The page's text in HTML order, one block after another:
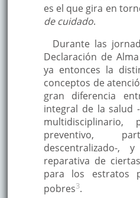
es el que gira en
de cuidado.
Durante las
Declaración de
ya entonces la
conceptos de
gran diferencia
integral de la salud
multidisciplinario,
preventivo,
descentralizado-,
reparativa de
para los estratos
pobres3.